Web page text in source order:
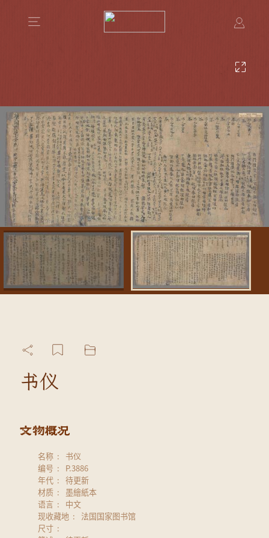
书仪
名称
书仪
编号
P.3886
年代
待更新
材质
墨繪紙本
语言
中文
现收藏地
法国国家图书馆
尺寸